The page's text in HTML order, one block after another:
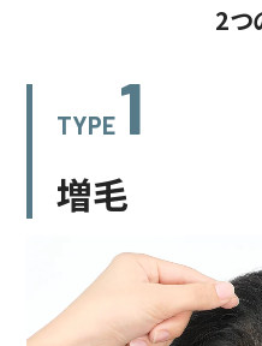
2つ
TYPE 1
増毛